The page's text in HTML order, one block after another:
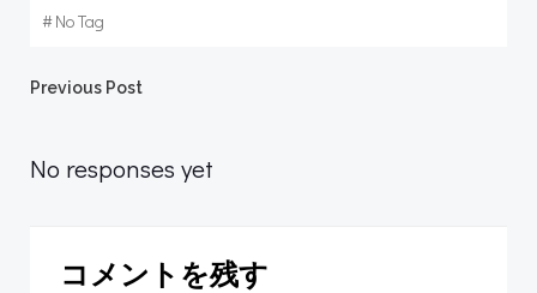
#No Tag
Post
navigation
Previous Post
No responses yet
コメントを残す